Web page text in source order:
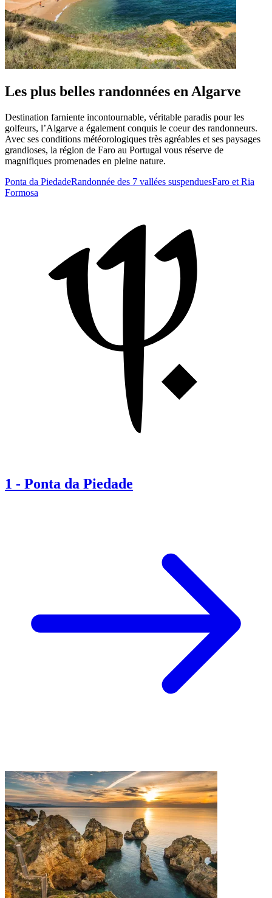
Les plus belles randonnées en Algarve
Destination farniente incontournable, véritable paradis pour les
golfeurs, l’Algarve a également conquis le coeur des randonneurs.
Avec ses conditions météorologiques très agréables et ses paysages
grandioses, la région de Faro au Portugal vous réserve de
magnifiques promenades en pleine nature.
Ponta da PiedadeRandonnée des 7 vallées suspenduesFaro et Ria
Formosa
1 - Ponta da Piedade